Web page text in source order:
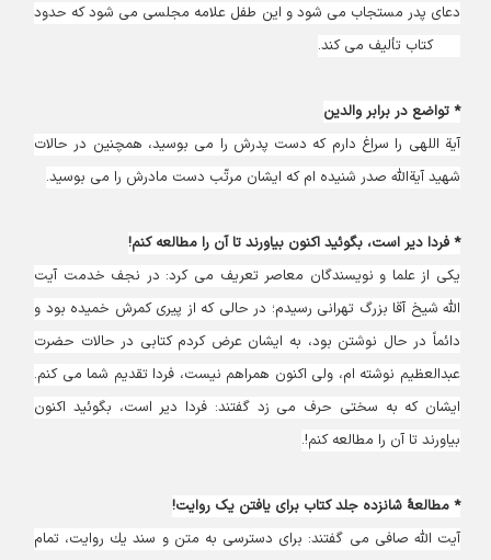
دعاى پدر مستجاب مى ‏شود و اين طفل علامه مجلسى مى ‏شود كه حدود
* تواضع در برابر والدين‏
آية اللهى را سراغ دارم كه دست پدرش را مى ‏بوسيد، همچنين در حالات
شهيد آيةاللَّه صدر شنيده‏ ام كه ايشان مرتّب دست مادرش را مى ‏بوسيد.
* فردا دير است، بگوئید اکنون بیاورند تا آن را مطالعه کنم!
يكى از علما و نويسندگان معاصر تعريف مى‏ كرد: در نجف خدمت آيت
اللَّه شيخ آقا بزرگ تهرانى رسيدم؛ در حالى كه از پيرى كمرش خميده بود و
دائماً در حال نوشتن بود، به ايشان عرض كردم كتابى در حالات حضرت
عبدالعظيم نوشته ‏ام، ولى اكنون همراهم نيست، فردا تقديم شما مى‏ كنم.
ايشان كه به سختى حرف مى ‏زد گفتند: فردا دير است، بگوئيد اكنون
بياورند تا آن را مطالعه كنم!.
* مطالعۀ شانزده جلد کتاب برای یافتن یک روایت!
آيت اللَّه صافى مى ‏گفتند: براى دسترسى به متن و سند يك روايت، تمام